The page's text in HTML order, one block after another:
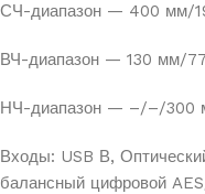
СЧ-диапазон — 400 мм/
ВЧ-диапазон — 130 мм/
НЧ-диапазон — –/–/300
Входы: USB В,
балансный цифровой